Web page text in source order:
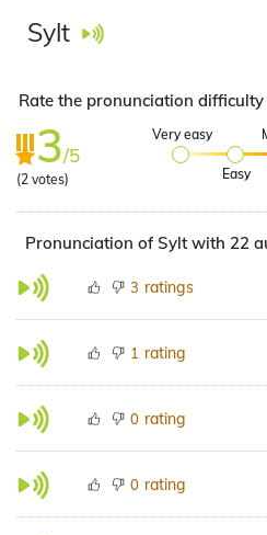
Sylt
Rate the pronunciation
3/5
(2 votes)
Very easy
Easy
Pronunciation of Sylt with 22
3 ratings
1 rating
0 rating
0 rating